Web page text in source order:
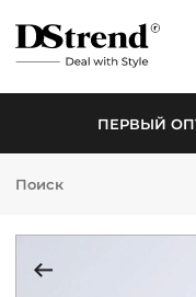
ПЕРВЫЙ
КАТАЛОГ
НОВИНКИ